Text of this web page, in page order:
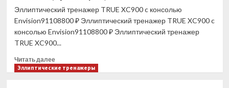
EL003
(Лучшая
Эллиптический тренажер TRUE XC900 c консолью
Envision91108800 ₽ Эллиптический тренажер TRUE XC900 c
консолью Envision91108800 ₽ Эллиптический тренажер
TRUE XC900...
Читать далееПрочитать
больше
Эллиптические тренажеры